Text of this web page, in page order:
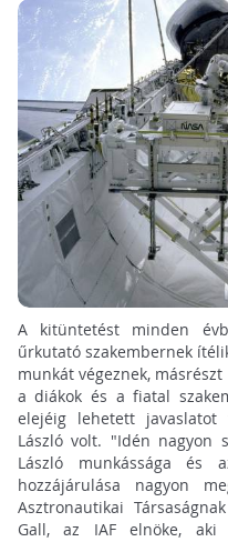
A kitüntetést minden
űrkutató szakembernek
munkát végeznek,
a diákok és a fiatal
elejéig lehetett
László volt. "Idén nagyon
László munkássága és
hozzájárulása nagyon
Asztronautikai
Gall, az IAF elnöke, aki